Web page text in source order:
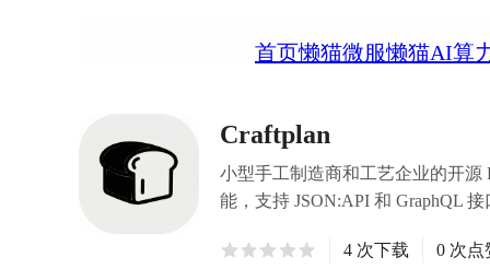
首页懒猫微服懒猫AI算
Craftplan
小型手工制造商和工艺企业的开源
能，支持 JSON:API 和 GraphQL 接
4 次下载 0 次点